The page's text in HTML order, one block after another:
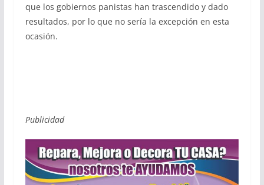
que los gobiernos panistas han trascendido y dado
resultados, por lo que no sería la excepción en esta
ocasión.
Publicidad